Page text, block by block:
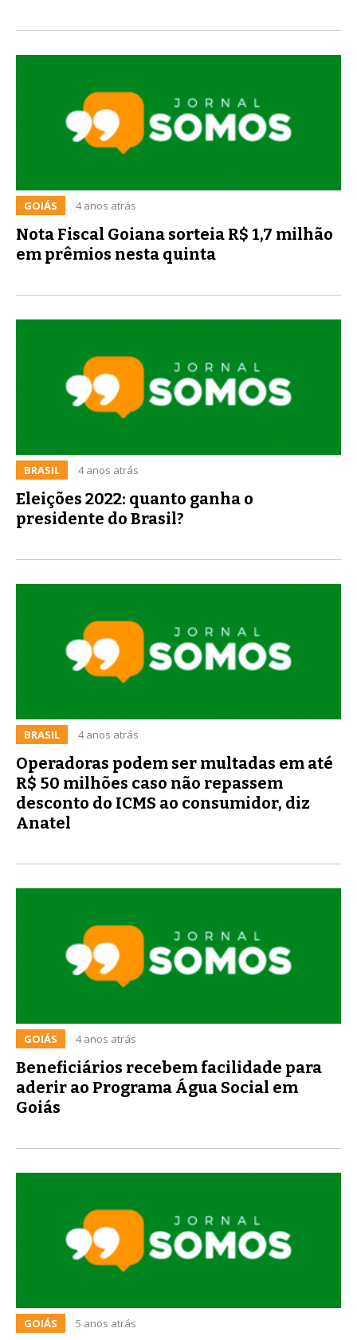
GOIÁS 4 anos atrás
Nota Fiscal Goiana sorteia R$ 1,7 milhão
em prêmios nesta quinta
BRASIL 4 anos atrás
Eleições 2022: quanto ganha o
presidente do Brasil?
BRASIL 4 anos atrás
Operadoras podem ser multadas em até
R$ 50 milhões caso não repassem
desconto do ICMS ao consumidor, diz
Anatel
GOIÁS 4 anos atrás
Beneficiários recebem facilidade para
aderir ao Programa Água Social em
Goiás
GOIÁS 5 anos atrás